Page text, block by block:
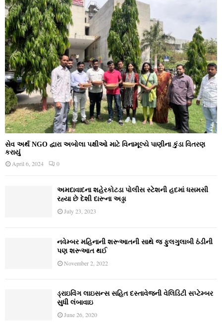
સેવ અર્થ NGO દ્વારા અબોલા પક્ષીઓ માટે વિનામૂલ્યે પાણીના કુંડા વિતરણ
કરાયું
April 6, 2024 0
અમદાવાદના શહેરકોટડા પોલીસ સ્ટેશની હદમાં ધસમસી
રહ્યા છે દેશી દારૂના અડ્ડા
July 23, 2023
નવેમ્‍બર મહિનાની શરૂઆતની સાથે જ ફુલગુલાબી ઠંડીની
પણ શરૂઆત થઈ
November 2, 2022
ડ્રાઇવિંગ લાઇસન્સ સહિત દસ્તાવેજની વેલિડિટી સપ્ટેમ્બર
સુધી લંબાવાઇ
June 26, 2020